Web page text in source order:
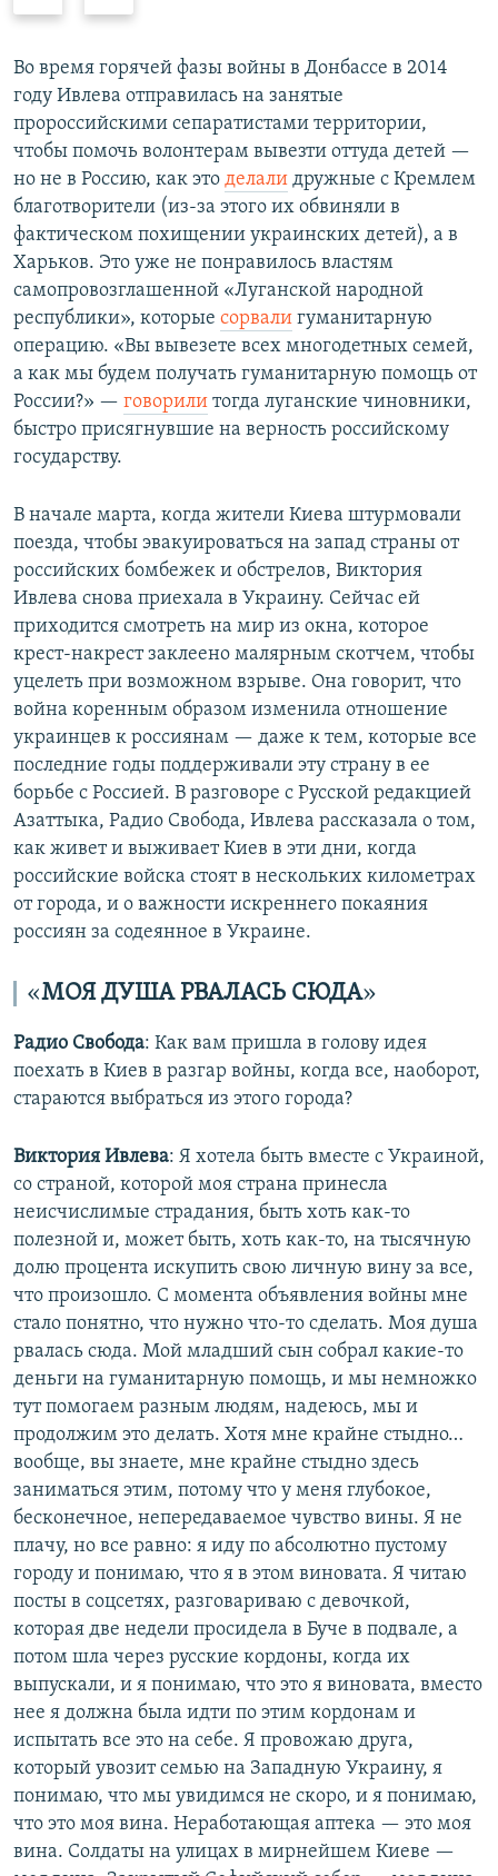
v
i
o
u
s
s
l
i
d
e
t
s
l
i
d
e
Во время горячей фазы войны в Донбассе в 2014
году Ивлева отправилась на занятые
пророссийскими сепаратистами территории,
чтобы помочь волонтерам вывезти оттуда детей —
но не в Россию, как это делали дружные с Кремлем
благотворители (из-за этого их обвиняли в
фактическом похищении украинских детей), а в
Харьков. Это уже не понравилось властям
самопровозглашенной «Луганской народной
республики», которые сорвали гуманитарную
операцию. «Вы вывезете всех многодетных семей,
а как мы будем получать гуманитарную помощь от
России?» — говорили тогда луганские чиновники,
быстро присягнувшие на верность российскому
государству.
В начале марта, когда жители Киева штурмовали
поезда, чтобы эвакуироваться на запад страны от
российских бомбежек и обстрелов, Виктория
Ивлева снова приехала в Украину. Сейчас ей
приходится смотреть на мир из окна, которое
крест-накрест заклеено малярным скотчем, чтобы
уцелеть при возможном взрыве. Она говорит, что
война коренным образом изменила отношение
украинцев к россиянам — даже к тем, которые все
последние годы поддерживали эту страну в ее
борьбе с Россией. В разговоре с Русской редакцией
Азаттыка, Радио Свобода, Ивлева рассказала о том,
как живет и выживает Киев в эти дни, когда
российские войска стоят в нескольких километрах
от города, и о важности искреннего покаяния
россиян за содеянное в Украине.
«МОЯ ДУША РВАЛАСЬ СЮДА»​
Радио Свобода: Как вам пришла в голову идея
поехать в Киев в разгар войны, когда все, наоборот,
стараются выбраться из этого города?
Виктория Ивлева: Я хотела быть вместе с Украиной,
со страной, которой моя страна принесла
неисчислимые страдания, быть хоть как-то
полезной и, может быть, хоть как-то, на тысячную
долю процента искупить свою личную вину за все,
что произошло. С момента объявления войны мне
стало понятно, что нужно что-то сделать. Моя душа
рвалась сюда. Мой младший сын собрал какие-то
деньги на гуманитарную помощь, и мы немножко
тут помогаем разным людям, надеюсь, мы и
продолжим это делать. Хотя мне крайне стыдно…
вообще, вы знаете, мне крайне стыдно здесь
заниматься этим, потому что у меня глубокое,
бесконечное, непередаваемое чувство вины. Я не
плачу, но все равно: я иду по абсолютно пустому
городу и понимаю, что я в этом виновата. Я читаю
посты в соцсетях, разговариваю с девочкой,
которая две недели просидела в Буче в подвале, а
потом шла через русские кордоны, когда их
выпускали, и я понимаю, что это я виновата, вместо
нее я должна была идти по этим кордонам и
испытать все это на себе. Я провожаю друга,
который увозит семью на Западную Украину, я
понимаю, что мы увидимся не скоро, и я понимаю,
что это моя вина. Неработающая аптека — это моя
вина. Солдаты на улицах в мирнейшем Киеве —